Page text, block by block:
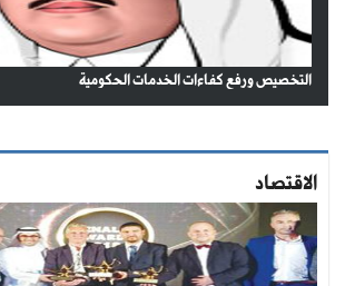
التخصيص ورفع كفاءات الخدمات الحكومية
الاقتصاد